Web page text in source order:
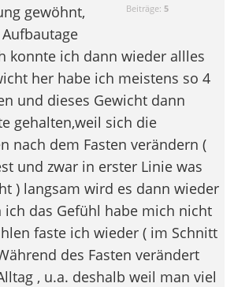
Beiträge: 5
gewöhnt,
konnte ich dann wieder allles
her habe ich meistens so 4
und dieses Gewicht dann
gehalten,weil sich die
nach dem Fasten verändern (
und zwar in erster Linie was
) langsam wird es dann wieder
ich das Gefühl habe mich nicht
faste ich wieder ( im Schnitt
des Fasten verändert
, u.a. deshalb weil man viel